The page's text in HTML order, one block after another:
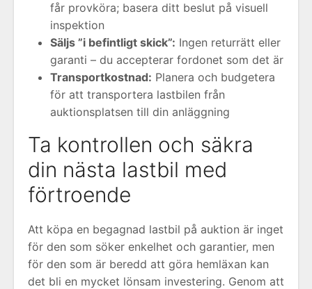
får provköra; basera ditt beslut på visuell
inspektion
Säljs ”i befintligt skick”: Ingen returrätt eller
garanti – du accepterar fordonet som det är
Transportkostnad: Planera och budgetera
för att transportera lastbilen från
auktionsplatsen till din anläggning
Ta kontrollen och säkra
din nästa lastbil med
förtroende
Att köpa en begagnad lastbil på auktion är inget
för den som söker enkelhet och garantier, men
för den som är beredd att göra hemläxan kan
det bli en mycket lönsam investering. Genom att